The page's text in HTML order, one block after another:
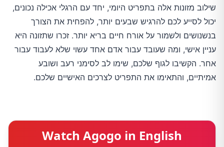
שילוב מזונות אלה בתפריט היומי, יחד עם הרגלי אכילה נכונים,
יכול לסייע לכם להרגיש שבעים יותר, להפחית את הצורך
בנשנושים ולשמור על אורח חיים בריא יותר. זכרו שתזונה היא
עניין אישי, ומה שעובד עבור אדם אחד עשוי שלא לעבוד עבור
אחר. הקשיבו לגוף שלכם, שימו לב לסימני רעב ושובע
אמיתיים, והתאימו את התפריט לצרכים האישיים שלכם.
Watch Agogo in English